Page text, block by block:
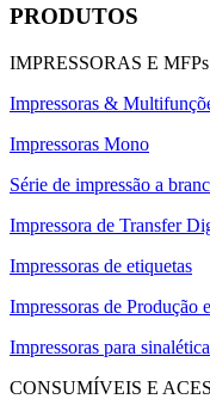
PRODUTOS
IMPRESSORAS E MFPs
Impressoras &
Impressoras Mono
Série de impressão a
Impressora de Transfer
Impressoras de etiquetas
Impressoras de Produção
Impressoras para sinalética
CONSUMÍVEIS E